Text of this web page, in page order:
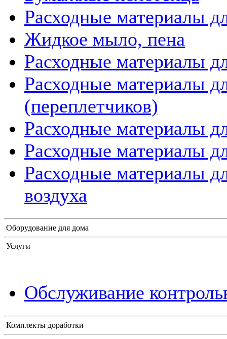
Расходные материалы
Жидкое мыло, пена
Расходные материалы
Расходные материалы
(переплетчиков)
Расходные материалы
Расходные материалы
Расходные материалы
воздуха
Оборудование для дома
Услуги
Обслуживание
Комплекты доработки